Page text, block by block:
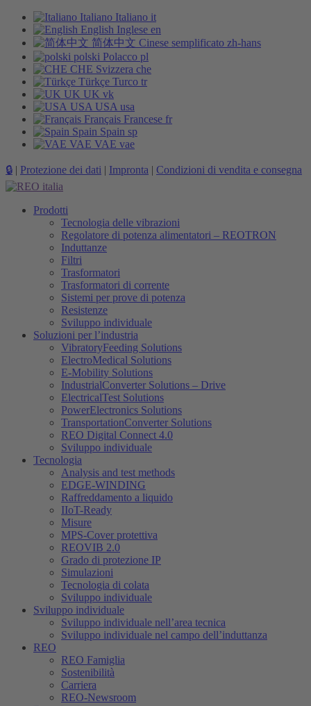
Italiano Italiano it
English Inglese en
简体中文 Cinese semplificato zh-hans
polski Polacco pl
CHE Svizzera che
Türkçe Turco tr
UK UK vk
USA USA usa
Français Francese fr
Spain Spain sp
VAE VAE vae
🔒 | Protezione dei dati | Impronta | Condizioni di vendita e consegna
Prodotti
Tecnologia delle vibrazioni
Regolatore di potenza alimentatori – REOTRON
Induttanze
Filtri
Trasformatori
Trasformatori di corrente
Sistemi per prove di potenza
Resistenze
Sviluppo individuale
Soluzioni per l’industria
VibratoryFeeding Solutions
ElectroMedical Solutions
E-Mobility Solutions
IndustrialConverter Solutions – Drive
ElectricalTest Solutions
PowerElectronics Solutions
TransportationConverter Solutions
REO Digital Connect 4.0
Sviluppo individuale
Tecnologia
Analysis and test methods
EDGE-WINDING
Raffreddamento a liquido
IIoT-Ready
Misure
MPS-Cover protettiva
REOVIB 2.0
Grado di protezione IP
Simulazioni
Tecnologia di colata
Sviluppo individuale
Sviluppo individuale
Sviluppo individuale nell’area tecnica
Sviluppo individuale nel campo dell’induttanza
REO
REO Famiglia
Sostenibilità
Carriera
REO-Newsroom